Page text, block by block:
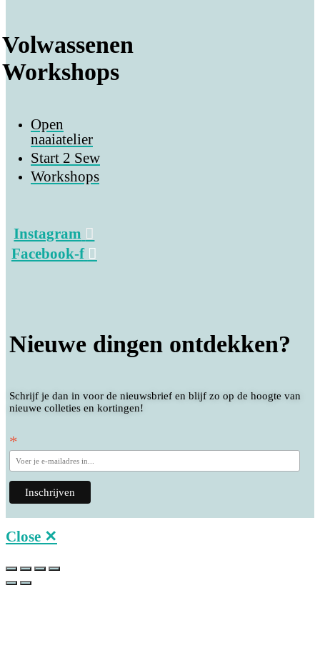
Volwassenen
Workshops
Open
naaiatelier
Start 2 Sew
Workshops
Instagram
Facebook-f
Nieuwe dingen ontdekken?
Schrijf je dan in voor de nieuwsbrief en blijf zo op de hoogte van
nieuwe colleties en kortingen!
*
Close ✕